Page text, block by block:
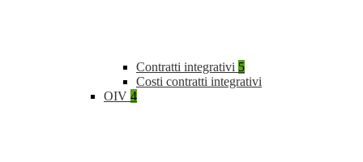
Contratti integrativi 5
Costi contratti integrativi
OIV 4